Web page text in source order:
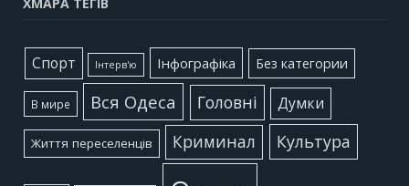
ХМАРА ТЕГІВ
Cпорт Інтерв'ю Інфографіка Без категории
В мире Вся Одеса Головні Думки
Життя переселенців Криминал Культура